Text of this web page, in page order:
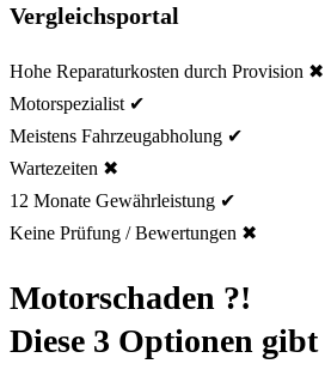
Vergleichsportal
Hohe Reparaturkosten durch Provision ✖
Motorspezialist ✔
Meistens Fahrzeugabholung ✔
Wartezeiten ✖
12 Monate Gewährleistung ✔
Keine Prüfung / Bewertungen ✖
Motorschaden ?!
Diese 3 Optionen gibt